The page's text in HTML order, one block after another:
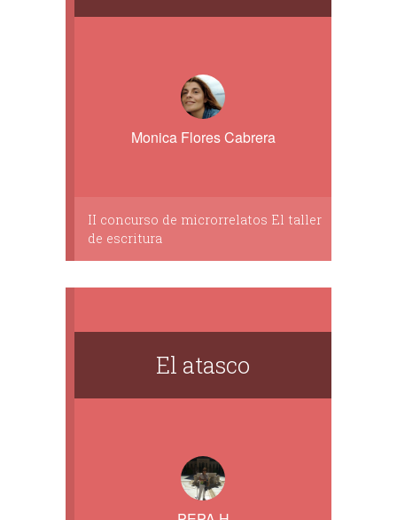
Monica Flores Cabrera
II concurso de microrrelatos El taller
de escritura
El atasco